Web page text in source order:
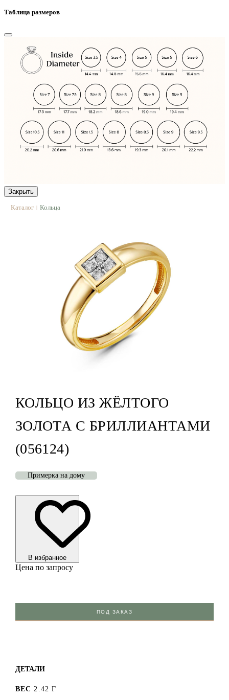
Таблица размеров
Закрыть
Каталог | Кольца
КОЛЬЦО ИЗ ЖЁЛТОГО
ЗОЛОТА С БРИЛЛИАНТАМИ
(056124)
Примерка на дому
В избранноe
Цена по запросу
ПОД ЗАКАЗ
ДЕТАЛИ
ВЕС 2.42 Г